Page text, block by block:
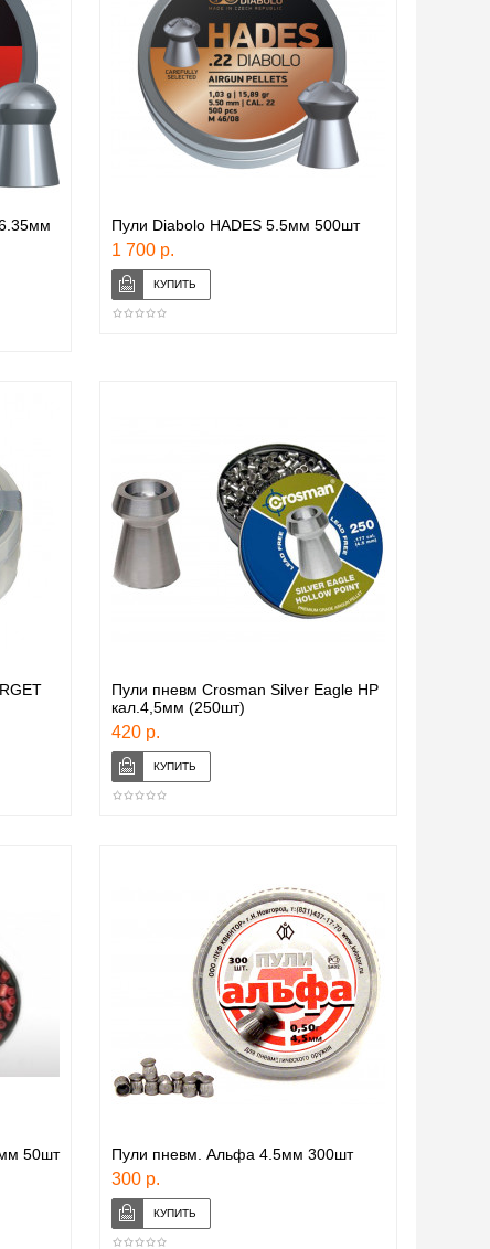
Пули Diabolo HADES 5.5мм 500шт
1 700 р.
Пули пневм Crosman Silver Eagle HP
кал.4,5мм (250шт)
420 р.
50шт Пули пневм. Альфа 4.5мм 300шт
300 р.